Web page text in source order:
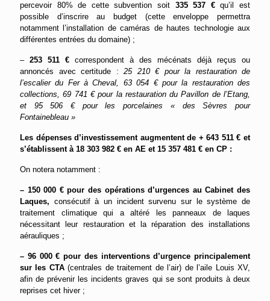
percevoir 80% de cette subvention soit 335 537 €qu’il est
possible d’inscrire au budget (cette enveloppe permettra
notamment l’installation de caméras de hautes technologie aux
différentes entrées du domaine) ;
– 253 511 € correspondent à des mécénats déjà reçus ou
annoncés avec certitude : 25 210 € pour la restauration de
l’escalier du Fer à Cheval, 63 054 € pour la restauration des
collections, 69 741 € pour la restauration du Pavillon de l’Etang,
et 95 506 € pour les porcelaines « des Sèvres pour
Fontainebleau »
Les dépenses d’investissement augmentent de + 643 511 € et
s’établissent à 18 303 982 € en AE et 15 357 481 € en CP :
On notera notamment :
– 150 000 € pour des opérations d’urgences au Cabinet des
Laques, consécutif à un incident survenu sur le système de
traitement climatique qui a altéré les panneaux de laques
nécessitant leur restauration et la réparation des installations
aérauliques ;
– 96 000 € pour des interventions d’urgence principalement
sur les CTA(centrales de traitement de l’air) de l’aile Louis XV,
afin de prévenir les incidents graves qui se sont produits à deux
reprises cet hiver ;